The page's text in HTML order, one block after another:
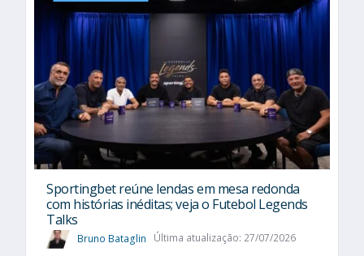
Sportingbet reúne lendas em mesa redonda
com histórias inéditas; veja o Futebol Legends
Talks
Bruno Bataglin Última atualização: 27/07/2026